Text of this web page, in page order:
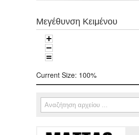
Μεγέθυνση Κειμένου
Current Size: 100%
Φόρμα αναζήτησης
Αναζήτηση